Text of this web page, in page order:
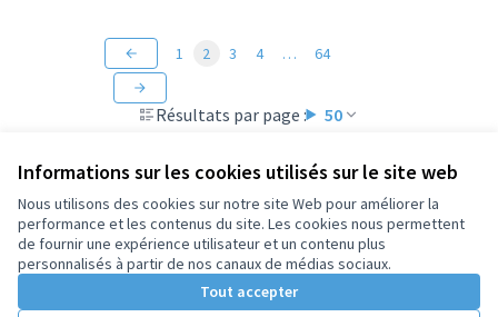
Informations sur les cookies utilisés sur le site web
Nous utilisons des cookies sur notre site Web pour améliorer la
performance et les contenus du site. Les cookies nous permettent
de fournir une expérience utilisateur et un contenu plus
personnalisés à partir de nos canaux de médias sociaux.
Tout accepter
Résultats par page : 50
1 2 3 4 … 64
Conditions d'utilisation
Paramètres des cookies